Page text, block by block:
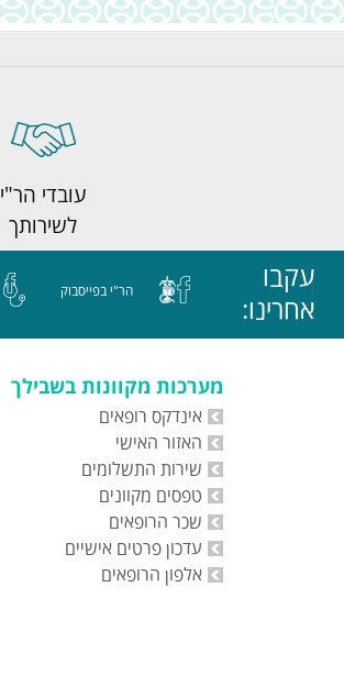
עובדי הר"י
לשירותך
עקבו
אחרינו: הר"י בפייסבוק
מערכות מקוונות בשבילך
אינדקס רופאים
האזור האישי
שירות התשלומים
טפסים מקוונים
שכר הרופאים
עדכון פרטים אישיים
אלפון הרופאים